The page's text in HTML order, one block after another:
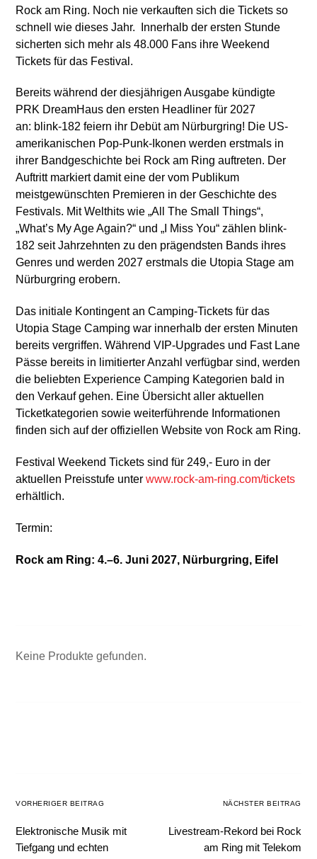
Rock am Ring. Noch nie verkauften sich die Tickets so
schnell wie dieses Jahr. Innerhalb der ersten Stunde
sicherten sich mehr als 48.000 Fans ihre Weekend
Tickets für das Festival.
Bereits während der diesjährigen Ausgabe kündigte
PRK DreamHaus den ersten Headliner für 2027
an: blink-182 feiern ihr Debüt am Nürburgring! Die US-
amerikanischen Pop-Punk-Ikonen werden erstmals in
ihrer Bandgeschichte bei Rock am Ring auftreten. Der
Auftritt markiert damit eine der vom Publikum
meistgewünschten Premieren in der Geschichte des
Festivals. Mit Welthits wie „All The Small Things“,
„What’s My Age Again?“ und „I Miss You“ zählen blink-
182 seit Jahrzehnten zu den prägendsten Bands ihres
Genres und werden 2027 erstmals die Utopia Stage am
Nürburgring erobern.
Das initiale Kontingent an Camping-Tickets für das
Utopia Stage Camping war innerhalb der ersten Minuten
bereits vergriffen. Während VIP-Upgrades und Fast Lane
Pässe bereits in limitierter Anzahl verfügbar sind, werden
die beliebten Experience Camping Kategorien bald in
den Verkauf gehen. Eine Übersicht aller aktuellen
Ticketkategorien sowie weiterführende Informationen
finden sich auf der offiziellen Website von Rock am Ring.
Festival Weekend Tickets sind für 249,- Euro in der
aktuellen Preisstufe unterwww.rock-am-ring.com/tickets
erhältlich.
Termin:
Rock am Ring: 4.–6. Juni 2027, Nürburgring, Eifel
Keine Produkte gefunden.
VORHERIGER BEITRAG
Elektronische Musik mit
Tiefgang und echten
NÄCHSTER BEITRAG
Livestream-Rekord bei Rock
am Ring mit Telekom